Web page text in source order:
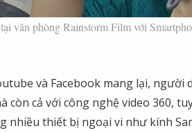
văn phòng Rainstorm Film với
và Facebook mang lại,
còn cả với công nghệ video 360,
nhiều thiết bị ngoại vi như kính